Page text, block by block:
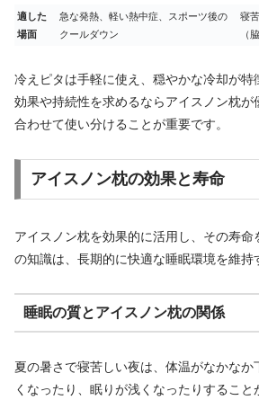
適した
場面
急な発熱、軽い熱中症、スポーツ後の
クールダウン
寝
（
冷えピタは手軽に使え、穏やかな冷却が特
効果や持続性を求めるならアイスノン枕が
合わせて使い分けることが重要です。
アイスノン枕の効果と寿命
アイスノン枕を効果的に活用し、その寿命
の知識は、長期的に快適な睡眠環境を維持
睡眠の質とアイスノン枕の関係
夏の暑さで寝苦しい夜は、体温がなかなか
くなったり、眠りが浅くなったりするこ